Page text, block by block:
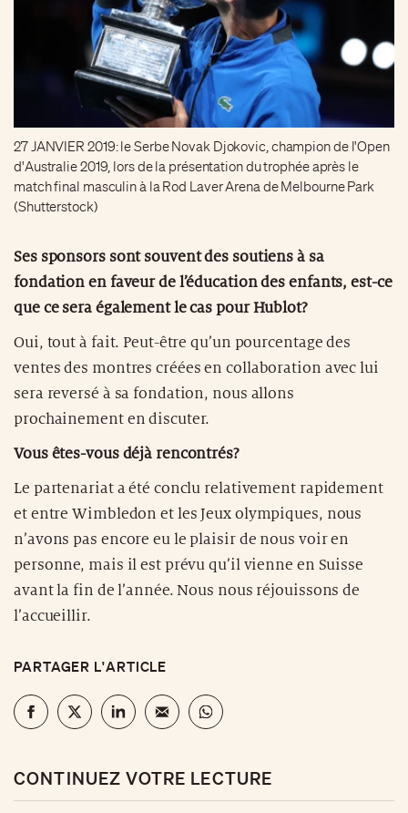
27 JANVIER 2019: le Serbe Novak Djokovic, champion de l'Open
d'Australie 2019, lors de la présentation du trophée après le
match final masculin à la Rod Laver Arena de Melbourne Park
(Shutterstock)
Ses sponsors sont souvent des soutiens à sa
fondation en faveur de l’éducation des enfants, est-ce
que ce sera également le cas pour Hublot?
Oui, tout à fait. Peut-être qu’un pourcentage des
ventes des montres créées en collaboration avec lui
sera reversé à sa fondation, nous allons
prochainement en discuter.
Vous êtes-vous déjà rencontrés?
Le partenariat a été conclu relativement rapidement
et entre Wimbledon et les Jeux olympiques, nous
n’avons pas encore eu le plaisir de nous voir en
personne, mais il est prévu qu’il vienne en Suisse
avant la fin de l’année. Nous nous réjouissons de
l’accueillir.
PARTAGER L'ARTICLE
CONTINUEZ VOTRE LECTURE